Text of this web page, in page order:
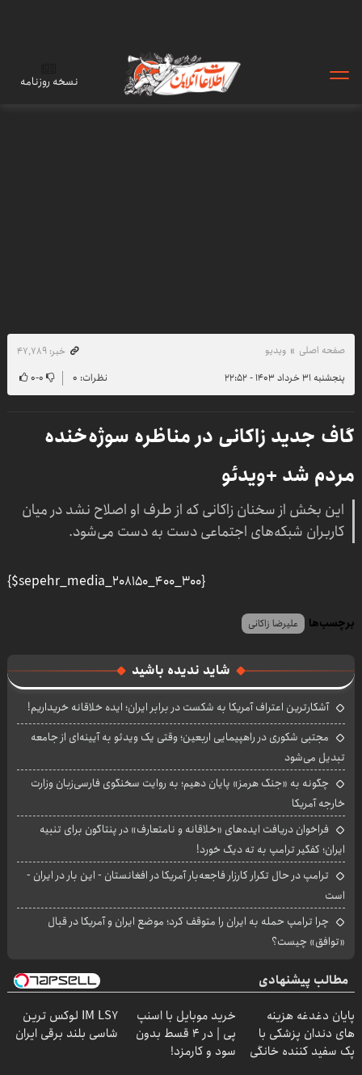
نسخه روزنامه
صفحه اصلی ویدیو
خبر: ۴۷٬۷۸۹
پنجشنبه ۳۱ خرداد ۱۴۰۳ - ۲۲:۵۲
نظرات: ۰ ۰-۰
گاف جدید زاکانی در مناظره سوژه‌خنده
مردم شد +ویدئو
این بخش از سخنان زاکانی که از طرف او اصلاح نشد در میان
کاربران شبکه‌های اجتماعی دست به دست می‌شود.
{$sepehr_media_208150_400_300}
برچسب‌ها علیرضا زاکانی
شاید ندیده باشید
آشکارترین اعتراف آمریکا به شکست در برابر ایران؛ ایده خلاقانه خریداریم!
مجتبی شکوری در راهپیمایی اربعین؛ وقتی یک ویدئو به آیینه‌ای از جامعه
تبدیل می‌شود
چگونه به «جنگ هرمز» پایان دهیم؛ به روایت سخنگوی فارسی‌زبان وزارت
خارجه آمریکا
فراخوان دریافت ایده‌های «خلاقانه و نامتعارف» در پنتاگون برای تنبیه
ایران؛ کفگیر ترامپ به ته دیگ خورد!
ترامپ در حال تکرار کارزار فاجعه‌بار آمریکا در افغانستان - این بار در ایران -
است
چرا ترامپ حمله به ایران را متوقف کرد؛ موضع ایران و آمریکا در قبال
«توافق» چیست؟
مطالب پیشنهادی
پایان دغدغه هزینه
های دندان پزشکی با
پک سفید کننده خانگی
خرید موبایل با اسنپ
پی | در ۴ قسط بدون
سود و کارمزد!
IM LS7 لوکس ترین
شاسی بلند برقی ایران